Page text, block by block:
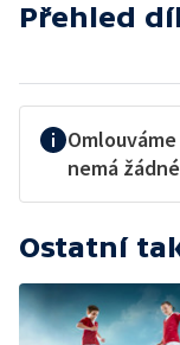
Přehled
nemá
Ostatní